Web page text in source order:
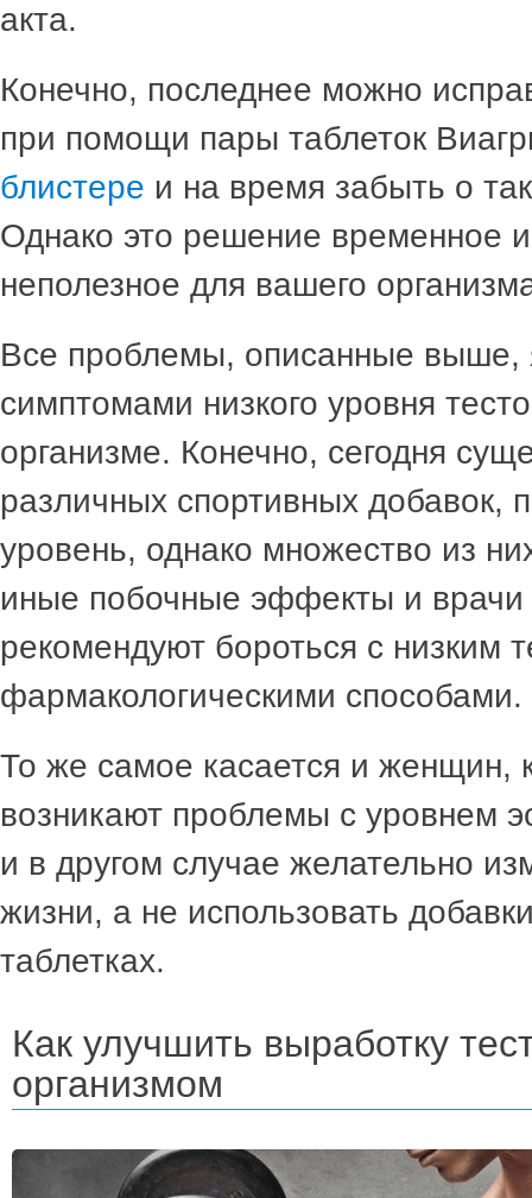
акта.
Конечно, последнее можно
при помощи пары таблеток
блистере и на время забыть о
Однако это решение временное
неполезное для вашего
Все проблемы, описанные выше,
симптомами низкого уровня
организме. Конечно, сегодня
различных спортивных добавок,
уровень, однако множество из
иные побочные эффекты и
рекомендуют бороться с низким
фармакологическими способами.
То же самое касается и женщин,
возникают проблемы с уровнем
и в другом случае желательно
жизни, а не использовать
таблетках.
Как улучшить выработку
организмом